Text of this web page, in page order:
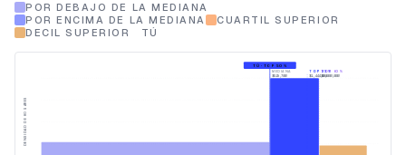
POR DEBAJO DE LA MEDIANA
POR ENCIMA DE LA MEDIANA
CUARTIL SUPERIOR
DECIL SUPERIOR
TÚ
DENSIDAD DE HOGARES
MEDIANA
$519,700
TOP 25 %
$1,444,888
TOP 10 %
$2,000,000
TÚ · TOP 50 %